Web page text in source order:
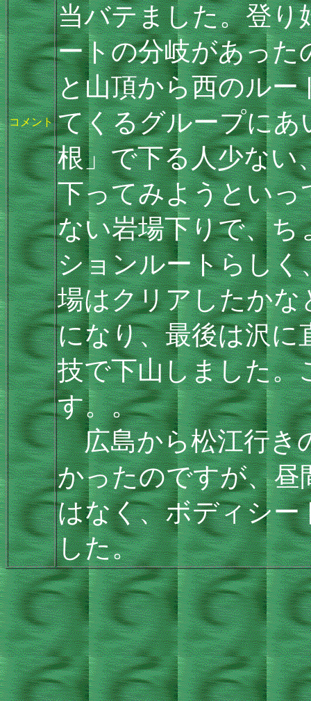
コメント
当バテました。登り
ートの分岐があっ
と山頂から西のルー
てくるグループにあ
根」で下る人少ない
下ってみようとい
ない岩場下りで、ち
ションルートらしく
場はクリアしたか
になり、最後は沢に
技で下山しました
す。。
広島から松江行き
かったのですが、昼
はなく、ボディシー
した。